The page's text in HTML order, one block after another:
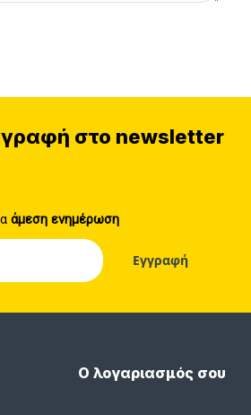
στο newsletter
άμεση ενημέρωση
Ο λογαριασμός σου